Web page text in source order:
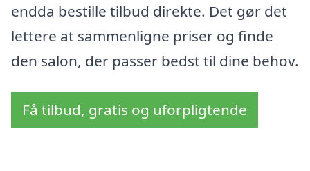
endda bestille tilbud direkte. Det gør det
lettere at sammenligne priser og finde
den salon, der passer bedst til dine behov.
Få tilbud, gratis og uforpligtende